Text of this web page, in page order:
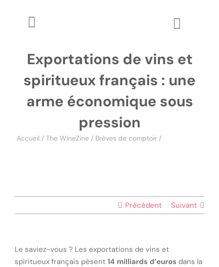
Toggle
Navigation
The WineZine
Wine Review
Apprendre
Toggle
Exportations de vins et
spiritueux français : une
arme économique sous
pression
Accueil / The WineZine/ Brèves de comptoir/
Précédent Suivant
Le saviez-vous ? Les exportations de vins et
spiritueux français pèsent 14 milliards d’euros dans la